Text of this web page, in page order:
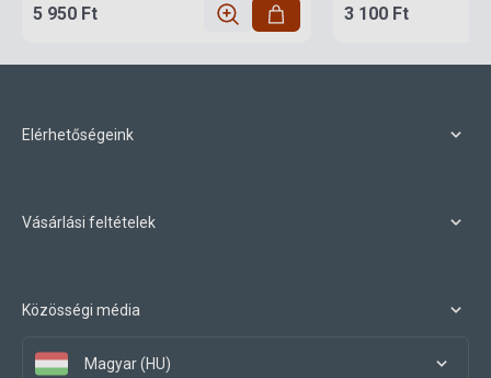
5 950 Ft 3 100 Ft
Elérhetőségeink
Vásárlási feltételek
Közösségi média
Magyar (HU)